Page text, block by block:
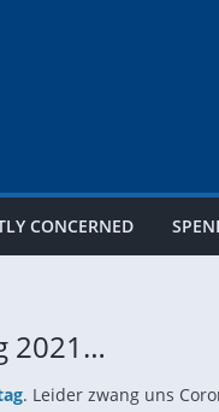
CONCERNED
2021…
. Leider zwang uns